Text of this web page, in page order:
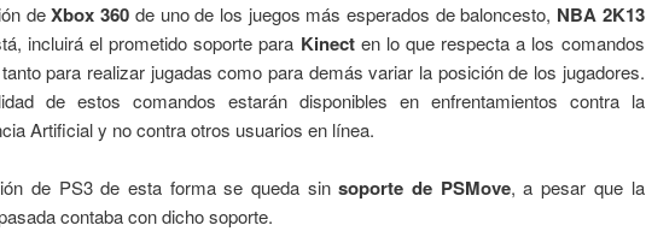
deXbox 360 de uno de los juegos más esperados de baloncesto, NBA 2K13
incluirá el prometido soporte para Kinecten lo que respecta a los comandos
para realizar jugadas como para demás variar la posición de los jugadores.
de estos comandos estarán disponibles en enfrentamientos contra la
Artificial y no contra otros usuarios en línea.
de PS3 de esta forma se queda sinsoporte de PSMove, a pesar que la
contaba con dicho soporte.